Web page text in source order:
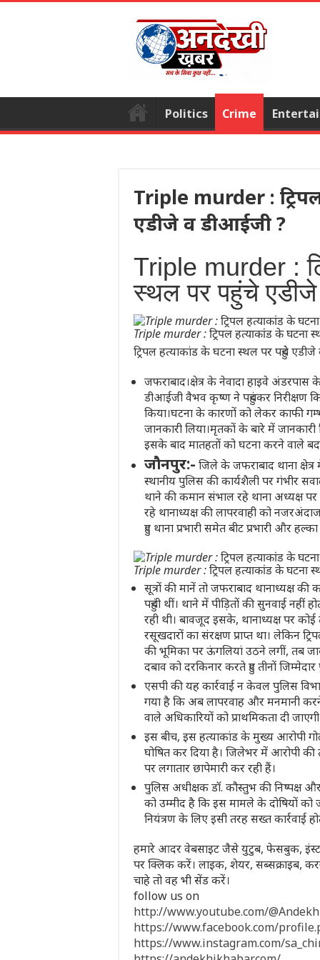
Politics Crime
Triple murder :
एडीजे व डीआईजी ?
Triple murder :
स्थल पर पहुंचे
Triple murder : ट्रिपल हत्याकांड के घटना
ट्रिपल हत्याकांड के घटना स्थल पर पहुंचे
जफराबाद।क्षेत्र के नेवादा हाइवे
डीआईजी वैभव कृष्ण ने पहुंचकर निरीक्षण
किया।घटना के कारणों को लेकर काफी
जानकारी लिया।मृतकों के बारे में
इसके बाद मातहतों को घटना करने वाले
जौनपुर:- जिले के जफराबाद थाना क्षेत्र
स्थानीय पुलिस की कार्यशैली पर गंभीर
थाने की कमान संभाल रहे थाना अध्यक्ष
रहे थानाध्यक्ष की लापरवाही को
हुए थाना प्रभारी समेत बीट प्रभारी और
Triple murder : ट्रिपल हत्याकांड के घटना
सूत्रों की मानें तो जफराबाद थानाध्यक्ष
पहुंची थीं। थाने में पीड़ितों की सुनवाई
रही थी। बावजूद इसके, थानाध्यक्ष पर कोई
रसूखदारों का संरक्षण प्राप्त था। लेकिन
की भूमिका पर ऊंगलियां उठने लगीं, तब
दबाव को दरकिनार करते हुए तीनों
एसपी की यह कार्रवाई न केवल पुलिस
गया है कि अब लापरवाह और मनमानी
वाले अधिकारियों को प्राथमिकता दी
इस बीच, इस हत्याकांड के मुख्य आरोपी
घोषित कर दिया है। जिलेभर में आरोपी की
पर लगातार छापेमारी कर रही हैं।
पुलिस अधीक्षक डॉ. कौस्तुभ की निष्पक्ष और
को उम्मीद है कि इस मामले के दोषियों को
नियंत्रण के लिए इसी तरह सख्त कार्रवाई
हमारे आदर वेबसाइट जैसे युटुब, फेसबुक,
पर क्लिक करें। लाइक, शेयर, सब्सक्राइब,
चाहे तो वह भी सेंड करें।
follow us on
http://www.youtube.com/
https://www.facebook.com/
https://www.instagram.com/